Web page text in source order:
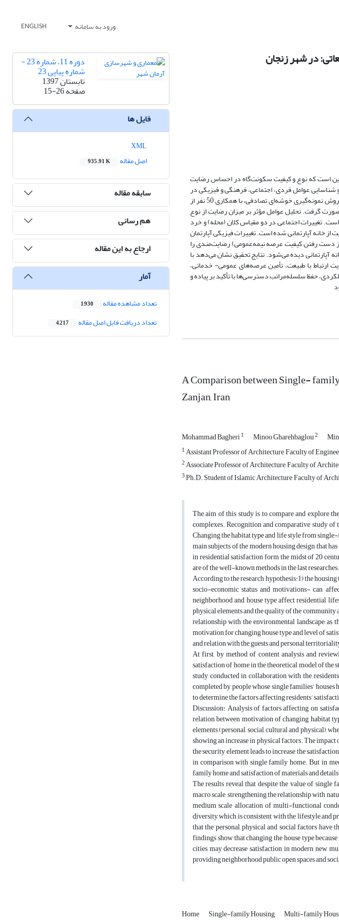
ورود به سامانه ENGLISH
در شهر زنجان
است که نوع و کیفیت سکونت‌گاه در احساس رضایت
شناسایی عوامل فردی، اجتماعی، فرهنگی و فیزیکی در
ایجاد حس رضایت از مکان سکونت، الگوی نظری پژوهش شکل گرفت. به‌منظور سنجش رضایت‌مندی، یک مطالعه میدانی به روش نمونه‌گیری خوشه‌ای تصادفی، با همکاری 50 نفر از
تغییر ‌داده‌اند، در شهر زنجان انجام شد و با 20 نفر، مصاحبه کیفی صورت گرفت. تحلیل عوامل مؤثر بر میزان رضایت از نوع
تغییرات اجتماعی در دو مقیاس کلان (محله) و خرد
خانه آپارتمانی شده است. تغییرات فیزیکی آپارتمان
دست رفتن کیفیت عرصه نیمه‌عمومی) رضایت‌مندی را
دیده ‌می‌شود. نتایج تحقیق نشان می‌دهد با
ارتباط با طبیعت، تأمین عرصه‌های عمومی- خدماتی،
حفظ سلسله‌مراتب دسترسی‌ها با تأکید بر پیاده و
A Comparison between Single-
Zanjan, Iran
Mohammad Bagheri1 Minoo Gharehbaglou2
1Assistant Professor of Architecture, Faculty of
2Associate Professor of Architecture, Faculty of
3Ph.D. Student of Islamic Architecture, Faculty of
The aim of this study is to compare and explore
complexes. Recognition and comparative study
Changing the habitat type and life style from
main subjects of the modern housing design that
in residential satisfaction form the midst of 20
are of the well-known methods in the last researches.
According to the research hypothesis:1) the
socio-economic status and motivations- can
neighborhood and house type affect residential
physical elements and the quality of the
relationship with the environmental landscape, as
motivation for changing house type and level of
and relation with the guests and personal
At first, by method of content analysis and
satisfaction of home in the theoretical model of the
study conducted in collaboration with the
completed by people whose single families’
to determine the factors affecting residents’
Discussion: Analysis of factors affecting on
relation between motivation of changing habitat
elements (personal, social, cultural and physical),
showing an increase in physical factors. The
the security element leads to increase the
in comparison with single family home. But in
family home and satisfaction of materials and
The results reveal that despite the value of single
macro scale, strengthening the relationship with
medium scale allocation of multi-functional
diversity which is consistent with the lifestyle and
that the personal, physical and social factors
findings show that changing the house type
cities may decrease satisfaction in modern new
providing neighborhood public open spaces and
Home Single-family Housing Multi-family
دوره 11، شماره 23 -
شماره پیاپی 23
تابستان 1397
صفحه15-26
فایل ها
اصل مقاله
935.91 K
سابقه مقاله
هم رسانی
ارجاع به این مقاله
آمار
تعداد مشاهده مقاله 1,930
تعداد دریافت فایل اصل مقاله 4,217